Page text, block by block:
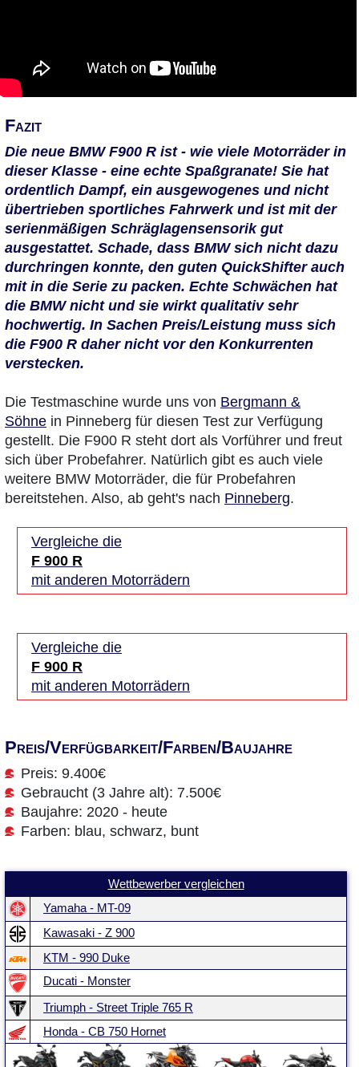
Fazit
Die neue BMW F900 R ist - wie viele Motorräder in
dieser Klasse - eine echte Spaßgranate! Sie hat
ordentlich Dampf, ein ausgewogenes und nicht
übertrieben sportliches Fahrwerk und ist mit der
serienmäßigen Schräglagensensorik gut
ausgestattet. Schade, dass BMW sich nicht dazu
durchringen konnte, den guten QuickShifter auch
mit in die Serie zu packen. Echte Schwächen hat
die BMW nicht und sie wirkt qualitativ sehr
hochwertig. In Sachen Preis/Leistung muss sich
die F900 R daher nicht vor den Konkurrenten
verstecken.
Die Testmaschine wurde uns von Bergmann &
Söhne in Pinneberg für diesen Test zur Verfügung
gestellt. Die F900 R steht dort als Vorführer und freut
sich über Probefahrer. Natürlich gibt es auch viele
weitere BMW Motorräder, die für Probefahren
bereitstehen. Also, ab geht's nach Pinneberg.
Vergleiche die
F 900 R
mit anderen Motorrädern
Vergleiche die
F 900 R
mit anderen Motorrädern
Preis/Verfügbarkeit/Farben/Baujahre
Preis: 9.400€
Gebraucht (3 Jahre alt): 7.500€
Baujahre: 2020 - heute
Farben: blau, schwarz, bunt
Wettbewerber vergleichen
Yamaha - MT-09
Kawasaki - Z 900
KTM - 990 Duke
Ducati - Monster
Triumph - Street Triple 765 R
Honda - CB 750 Hornet